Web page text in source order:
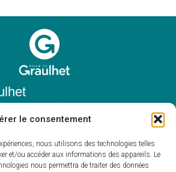
le consentement
nous utilisons des technologies telles
et/ou accéder aux informations des appareils. Le
nous permettra de traiter des données
81300 Graulhet
05 63 42 85 50
graulhet.fr